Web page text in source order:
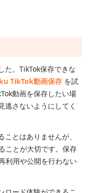
た。TikTok保存できな
TikTok動画保存 を試
動画を保存したい場
逃さないようにしてく
とはありませんが、
ことが大切です。保存
利用や公開を行わない